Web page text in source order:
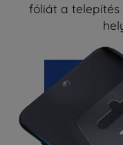
fóliát a telepítés